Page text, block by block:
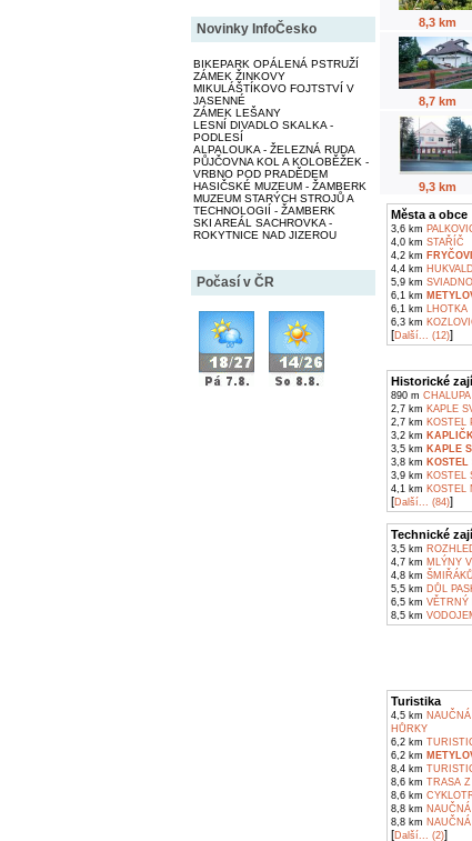
Novinky InfoČesko
BIKEPARK OPÁLENÁ PSTRUŽÍ
ZÁMEK ŽINKOVY
MIKULÁŠTÍKOVO FOJTSTVÍ V
JASENNÉ
ZÁMEK LEŠANY
LESNÍ DIVADLO SKALKA -
PODLESÍ
ALPALOUKA - ŽELEZNÁ RUDA
PŮJČOVNA KOL A KOLOBĚŽEK -
VRBNO POD PRADĚDEM
HASIČSKÉ MUZEUM - ŽAMBERK
MUZEUM STARÝCH STROJŮ A
TECHNOLOGIÍ - ŽAMBERK
SKI AREÁL SACHROVKA -
ROKYTNICE NAD JIZEROU
Počasí v ČR
8,3 km
8,7 km
9,3 km
Města a obce
3,6 km
4,0 km STAŘÍČ
4,2 km
4,4 km
5,9 km
6,1 km
6,1 km LHOTKA
6,3 km
[Další... (12)]
Historické
890 m
2,7 km KAPLE
2,7 km KOSTEL
3,2 km
3,5 km KAPLE
3,8 km
3,9 km KOSTEL
4,1 km KOSTEL
[Další... (84)]
Technické
3,5 km
4,7 km MLÝNY
4,8 km
5,5 km DŮL
6,5 km VĚTRNÝ
8,5 km
Turistika
4,5 km
HŮRKY
6,2 km
6,2 km
8,4 km
8,6 km TRASA
8,6 km
8,8 km
8,8 km
[Další... (2)]